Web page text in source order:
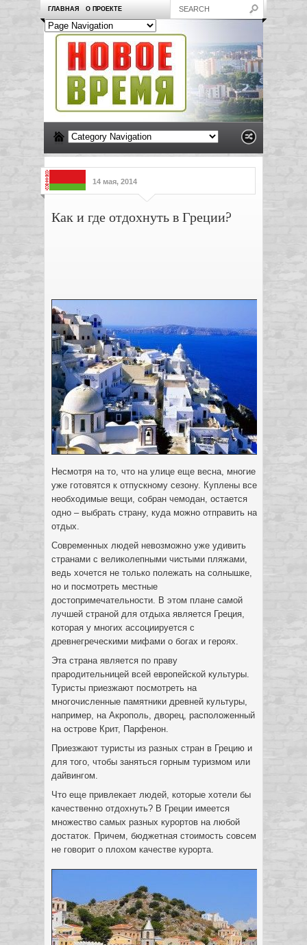
ГЛАВНАЯ О ПРОЕКТЕ
14 мая, 2014
Как и где отдохнуть в Греции?
Несмотря на то, что на улице еще весна, многие
уже готовятся к отпускному сезону. Куплены все
необходимые вещи, собран чемодан, остается
одно – выбрать страну, куда можно отправить на
отдых.
Современных людей невозможно уже удивить
странами с великолепными чистыми пляжами,
ведь хочется не только полежать на солнышке,
но и посмотреть местные
достопримечательности. В этом плане самой
лучшей страной для отдыха является Греция,
которая у многих ассоциируется с
древнегреческими мифами о богах и героях.
Эта страна является по праву
прародительницей всей европейской культуры.
Туристы приезжают посмотреть на
многочисленные памятники древней культуры,
например, на Акрополь, дворец, расположенный
на острове Крит, Парфенон.
Приезжают туристы из разных стран в Грецию и
для того, чтобы заняться горным туризмом или
дайвингом.
Что еще привлекает людей, которые хотели бы
качественно отдохнуть? В Греции имеется
множество самых разных курортов на любой
достаток. Причем, бюджетная стоимость совсем
не говорит о плохом качестве курорта.